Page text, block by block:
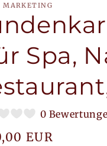
MARKETING
Spa,
0
EUR